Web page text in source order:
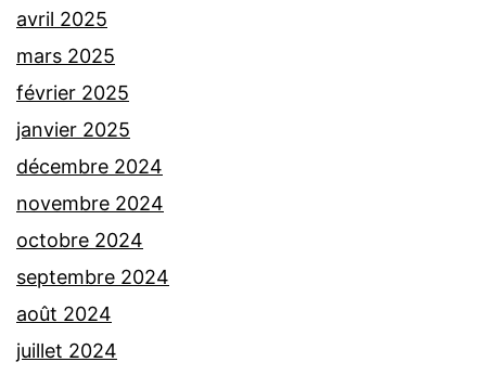
avril 2025
mars 2025
février 2025
janvier 2025
décembre 2024
novembre 2024
octobre 2024
septembre 2024
août 2024
juillet 2024